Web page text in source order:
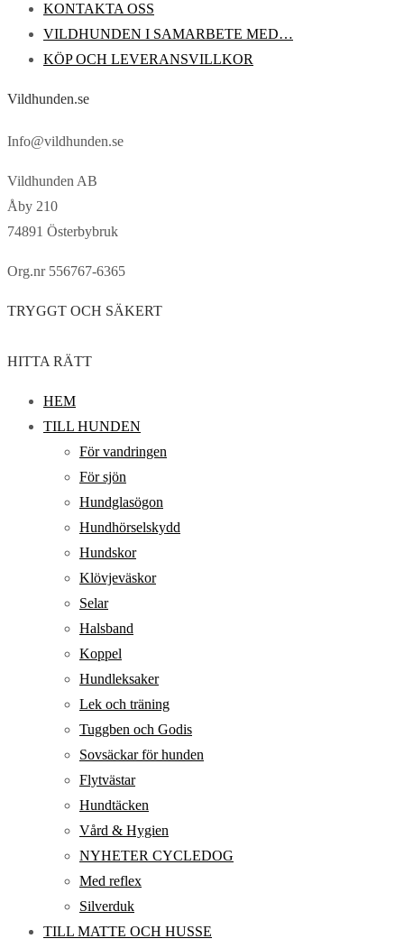
KONTAKTA OSS
VILDHUNDEN I SAMARBETE MED…
KÖP OCH LEVERANSVILLKOR
Vildhunden.se
Info@vildhunden.se
Vildhunden AB
Åby 210
74891 Österbybruk
Org.nr 556767-6365
TRYGGT OCH SÄKERT
HITTA RÄTT
HEM
TILL HUNDEN
För vandringen
För sjön
Hundglasögon
Hundhörselskydd
Hundskor
Klövjeväskor
Selar
Halsband
Koppel
Hundleksaker
Lek och träning
Tuggben och Godis
Sovsäckar för hunden
Flytvästar
Hundtäcken
Vård & Hygien
NYHETER CYCLEDOG
Med reflex
Silverduk
TILL MATTE OCH HUSSE